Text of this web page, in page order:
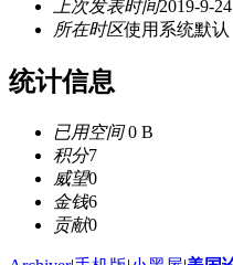
上次发表时间2019-9-
所在时区使用系统默认
统计信息
已用空间0 B
积分7
威望0
金钱6
贡献0